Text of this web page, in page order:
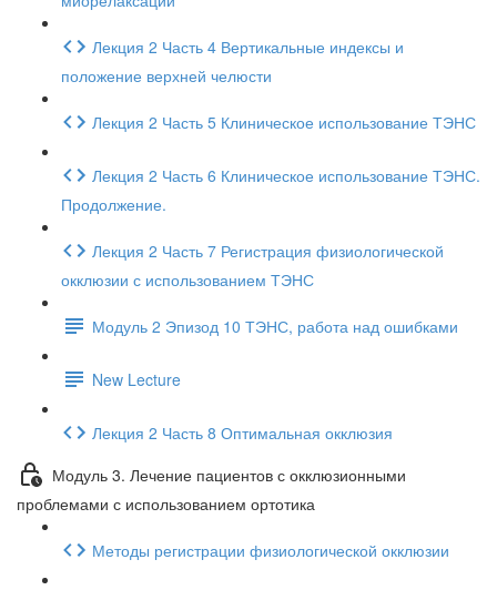
Лекция 2 Часть 4 Вертикальные индексы и
положение верхней челюсти
Лекция 2 Часть 5 Клиническое использование ТЭНС
Лекция 2 Часть 6 Клиническое использование ТЭНС.
Продолжение.
Лекция 2 Часть 7 Регистрация физиологической
окклюзии с использованием ТЭНС
Модуль 2 Эпизод 10 ТЭНС, работа над ошибками
New Lecture
Лекция 2 Часть 8 Оптимальная окклюзия
Модуль 3. Лечение пациентов с окклюзионными
проблемами с использованием ортотика
Методы регистрации физиологической окклюзии